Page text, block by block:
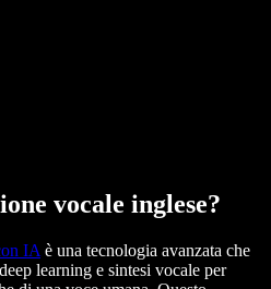
vocale inglese?
IA è una tecnologia avanzata che
learning e sintesi vocale per